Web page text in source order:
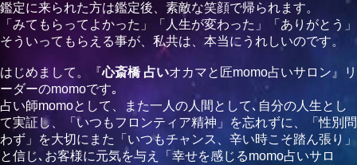
鑑定に来られた方は鑑定後、素敵な笑顔で帰られます。
「みてもらってよかった」「人生が変わった」「ありがとう」
そういってもらえる事が、私共は、本当にうれしいのです。
はじめまして。『心斎橋 占いオカマと匠momo占いサロン』リ
ーダーのmomoです｡
占い師momoとして、また一人の人間として､自分の人生とし
て実証し、「いつもフロンティア精神」を忘れずに、「性別問
わず」を大切にまた「いつもチャンス、辛い時こそ踏ん張り」
と信じ､お客様に元気を与え「幸せを感じるmomo占いサロ